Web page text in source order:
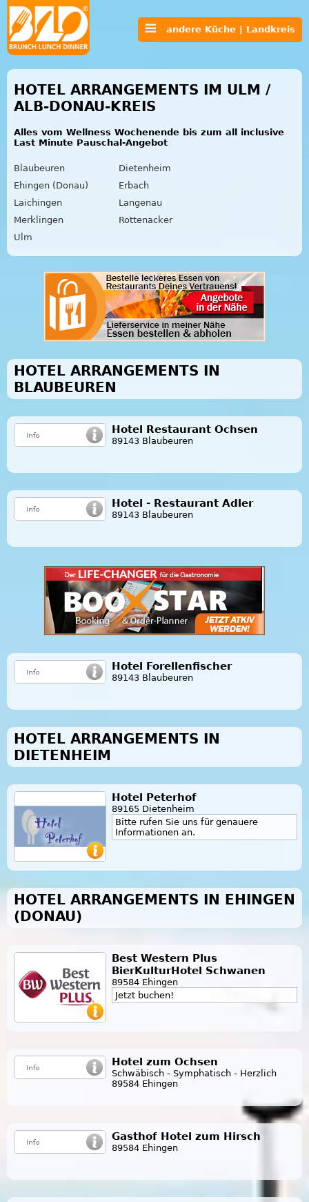
andere Küche | Landkreis
HOTEL ARRANGEMENTS IM ULM /
ALB-DONAU-KREIS
Alles vom Wellness Wochenende bis zum all inclusive
Last Minute Pauschal-Angebot
Blaubeuren
Dietenheim
Ehingen (Donau)
Erbach
Laichingen
Langenau
Merklingen
Rottenacker
Ulm
HOTEL ARRANGEMENTS IN
BLAUBEUREN
Hotel Restaurant Ochsen
89143 Blaubeuren
Hotel - Restaurant Adler
89143 Blaubeuren
Hotel Forellenfischer
89143 Blaubeuren
HOTEL ARRANGEMENTS IN
DIETENHEIM
Hotel Peterhof
89165 Dietenheim
Bitte rufen Sie uns für genauere
Informationen an.
HOTEL ARRANGEMENTS IN EHINGEN
(DONAU)
Best Western Plus
BierKulturHotel Schwanen
89584 Ehingen
Jetzt buchen!
Hotel zum Ochsen
Schwäbisch - Symphatisch - Herzlich
89584 Ehingen
Gasthof Hotel zum Hirsch
89584 Ehingen